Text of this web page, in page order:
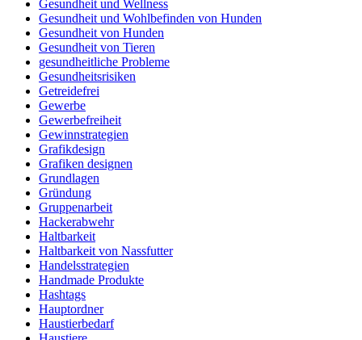
Gesundheit und Wellness
Gesundheit und Wohlbefinden von Hunden
Gesundheit von Hunden
Gesundheit von Tieren
gesundheitliche Probleme
Gesundheitsrisiken
Getreidefrei
Gewerbe
Gewerbefreiheit
Gewinnstrategien
Grafikdesign
Grafiken designen
Grundlagen
Gründung
Gruppenarbeit
Hackerabwehr
Haltbarkeit
Haltbarkeit von Nassfutter
Handelsstrategien
Handmade Produkte
Hashtags
Hauptordner
Haustierbedarf